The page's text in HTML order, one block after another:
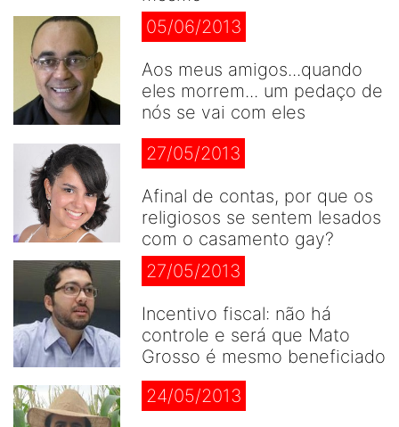
05/06/2013
Aos meus amigos...quando
eles morrem... um pedaço de
nós se vai com eles
27/05/2013
Afinal de contas, por que os
religiosos se sentem lesados
com o casamento gay?
27/05/2013
Incentivo fiscal: não há
controle e será que Mato
Grosso é mesmo beneficiado
24/05/2013